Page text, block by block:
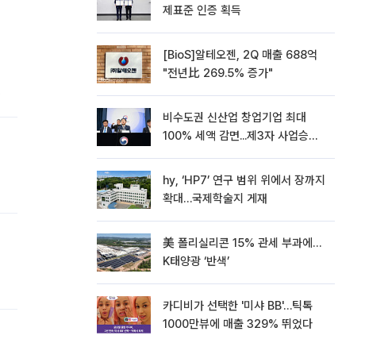
제표준 인증 획득
[BioS]알테오젠, 2Q 매출 688억
"전년比 269.5% 증가"
비수도권 신산업 창업기업 최대
100% 세액 감면...제3자 사업승계
hy, ‘HP7’ 연구 범위 위에서 장까지
확대…국제학술지 게재
美 폴리실리콘 15% 관세 부과에…
K태양광 ‘반색’
카디비가 선택한 '미샤 BB'…틱톡
1000만뷰에 매출 329% 뛰었다